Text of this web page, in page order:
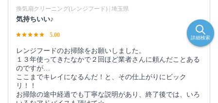
換気扇クリーニング(レンジフード) | 埼玉県
気持ちいい♪
5.00
レンジフードのお掃除をお願いしました。
１３年使ってきたなかで２回ほど業者さんに頼んだことある
のですが…
ここまでキレイになるんだ！と、その仕上がりにビック
リ！！
お掃除の途中経過でも丁寧な説明があり、終了後では、いろ
詳細検索